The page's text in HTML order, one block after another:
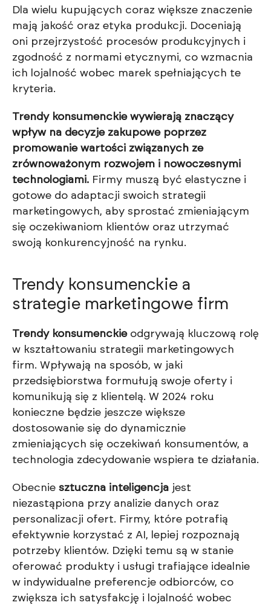
Dla wielu kupujących coraz większe znaczenie
mają jakość oraz etyka produkcji. Doceniają
oni przejrzystość procesów produkcyjnych i
zgodność z normami etycznymi, co wzmacnia
ich lojalność wobec marek spełniających te
kryteria.
Trendy konsumenckie wywierają znaczący
wpływ na decyzje zakupowe poprzez
promowanie wartości związanych ze
zrównoważonym rozwojem i nowoczesnymi
technologiami. Firmy muszą być elastyczne i
gotowe do adaptacji swoich strategii
marketingowych, aby sprostać zmieniającym
się oczekiwaniom klientów oraz utrzymać
swoją konkurencyjność na rynku.
Trendy konsumenckie a
strategie marketingowe firm
Trendy konsumenckieodgrywają kluczową rolę
w kształtowaniu strategii marketingowych
firm. Wpływają na sposób, w jaki
przedsiębiorstwa formułują swoje oferty i
komunikują się z klientelą. W 2024 roku
konieczne będzie jeszcze większe
dostosowanie się do dynamicznie
zmieniających się oczekiwań konsumentów, a
technologia zdecydowanie wspiera te działania.
Obecnie sztuczna inteligencja jest
niezastąpiona przy analizie danych oraz
personalizacji ofert. Firmy, które potrafią
efektywnie korzystać z AI, lepiej rozpoznają
potrzeby klientów. Dzięki temu są w stanie
oferować produkty i usługi trafiające idealnie
w indywidualne preferencje odbiorców, co
zwiększa ich satysfakcję i lojalność wobec